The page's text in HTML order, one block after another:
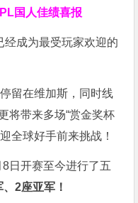
国人佳绩喜报
经成为最受玩家欢迎的
留在维加斯，同时线
将带来多场“赏金奖杯
全球好手前来挑战！
8日开赛至今进行了五
2座亚军！